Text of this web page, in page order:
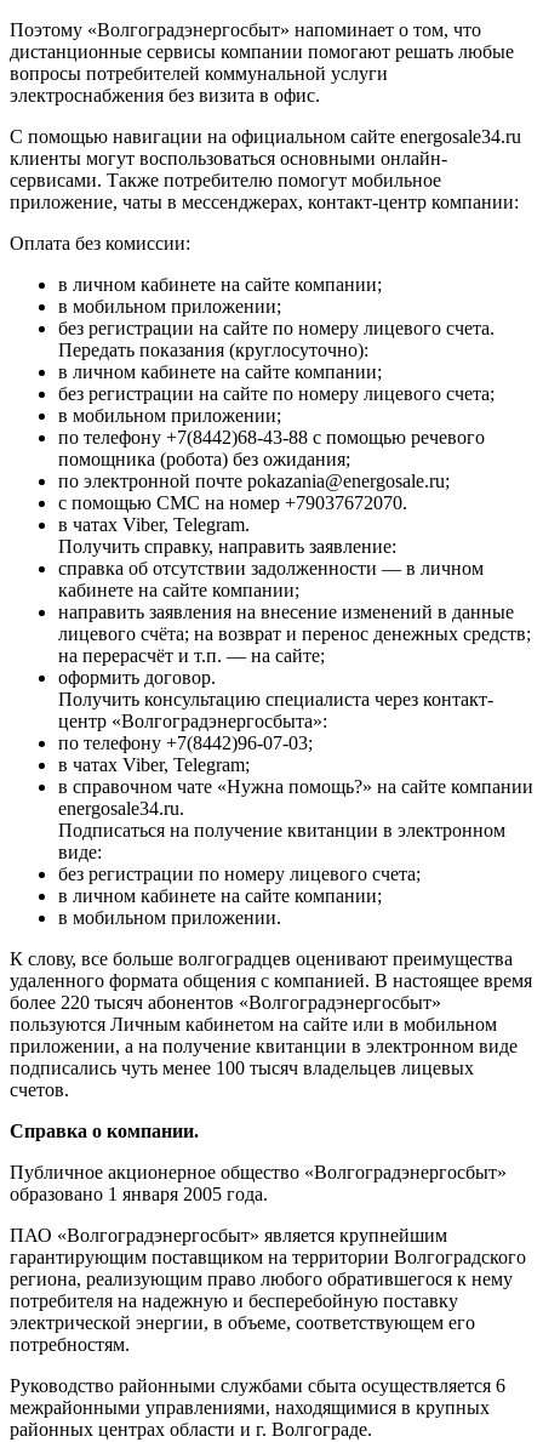
Поэтому «Волгоградэнергосбыт» напоминает о том, что
дистанционные сервисы компании помогают решать любые
вопросы потребителей коммунальной услуги
электроснабжения без визита в офис.
C помощью навигации на официальном сайте energosale34.ru
клиенты могут воспользоваться основными онлайн-
сервисами. Также потребителю помогут мобильное
приложение, чаты в мессенджерах, контакт-центр компании:
Оплата без комиссии:
в личном кабинете на сайте компании;
в мобильном приложении;
без регистрации на сайте по номеру лицевого счета.
Передать показания (круглосуточно):
в личном кабинете на сайте компании;
без регистрации на сайте по номеру лицевого счета;
в мобильном приложении;
по телефону +7(8442)68-43-88 с помощью речевого
помощника (робота) без ожидания;
по электронной почте pokazania@energosale.ru;
с помощью СМС на номер +79037672070.
в чатах Viber, Telegram.
Получить справку, направить заявление:
справка об отсутствии задолженности — в личном
кабинете на сайте компании;
направить заявления на внесение изменений в данные
лицевого счёта; на возврат и перенос денежных средств;
на перерасчёт и т.п. — на сайте;
оформить договор.
Получить консультацию специалиста через контакт-
центр «Волгоградэнергосбыта»:
по телефону +7(8442)96-07-03;
в чатах Viber, Telegram;
в справочном чате «Нужна помощь?» на сайте компании
energosale34.ru.
Подписаться на получение квитанции в электронном
виде:
без регистрации по номеру лицевого счета;
в личном кабинете на сайте компании;
в мобильном приложении.
К слову, все больше волгоградцев оценивают преимущества
удаленного формата общения с компанией. В настоящее время
более 220 тысяч абонентов «Волгоградэнергосбыт»
пользуются Личным кабинетом на сайте или в мобильном
приложении, а на получение квитанции в электронном виде
подписались чуть менее 100 тысяч владельцев лицевых
счетов.
Справка о компании.
Публичное акционерное общество «Волгоградэнергосбыт»
образовано 1 января 2005 года.
ПАО «Волгоградэнергосбыт» является крупнейшим
гарантирующим поставщиком на территории Волгоградского
региона, реализующим право любого обратившегося к нему
потребителя на надежную и бесперебойную поставку
электрической энергии, в объеме, соответствующем его
потребностям.
Руководство районными службами сбыта осуществляется 6
межрайонными управлениями, находящимися в крупных
районных центрах области и г. Волгограде.